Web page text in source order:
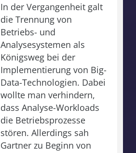
In der Vergangenheit galt
die Trennung von
Betriebs- und
Analysesystemen als
Königsweg bei der
Implementierung von Big-
Data-Technologien. Dabei
wollte man verhindern,
dass Analyse-Workloads
die Betriebsprozesse
stören. Allerdings sah
Gartner zu Beginn von